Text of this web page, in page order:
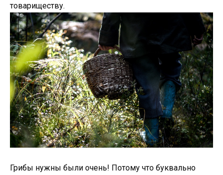
товариществу.
Грибы нужны были очень! Потому что буквально